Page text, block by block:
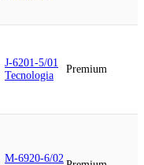
J-6201-5/01
Tecnologia
Premium
M-6920-6/02